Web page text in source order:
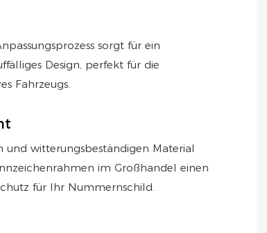
sorgt für ein
Design, perfekt für die
Fahrzeugs.
und witterungsbeständigen Material
im Großhandel einen
für Ihr Nummernschild.